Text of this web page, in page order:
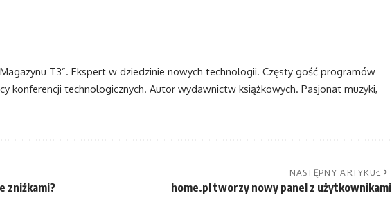
T3”. Ekspert w dziedzinie nowych technologii. Częsty gość programów
konferencji technologicznych. Autor wydawnictw książkowych. Pasjonat muzyki,
zniżkami?
NASTĘPNY ARTYKUŁ
home.pl tworzy nowy panel z użytkownikami